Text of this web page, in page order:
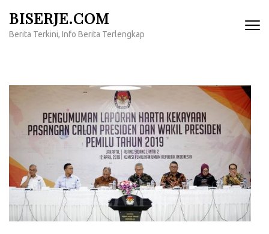
konten
BISERJE.COM
Berita Terkini, Info Berita Terlengkap